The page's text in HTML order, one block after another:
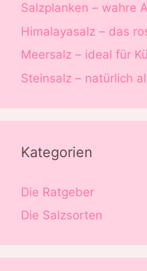
Salzplanken – wahre
Himalayasalz – das
Meersalz – ideal für
Steinsalz – natürlich
Kategorien
Die Ratgeber
Die Salzsorten